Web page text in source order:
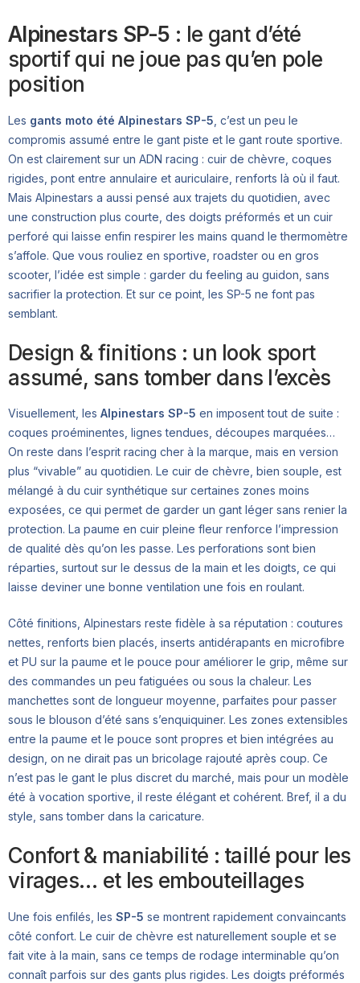
Alpinestars SP-5 : le gant d’été
sportif qui ne joue pas qu’en pole
position
Les gants moto été Alpinestars SP-5 , c’est un peu le
compromis assumé entre le gant piste et le gant route sportive.
On est clairement sur un ADN racing : cuir de chèvre, coques
rigides, pont entre annulaire et auriculaire, renforts là où il faut.
Mais Alpinestars a aussi pensé aux trajets du quotidien, avec
une construction plus courte, des doigts préformés et un cuir
perforé qui laisse enfin respirer les mains quand le thermomètre
s’affole. Que vous rouliez en sportive, roadster ou en gros
scooter, l’idée est simple : garder du feeling au guidon, sans
sacrifier la protection. Et sur ce point, les SP-5 ne font pas
semblant.
Design & finitions : un look sport
assumé, sans tomber dans l’excès
Visuellement, les Alpinestars SP-5 en imposent tout de suite :
coques proéminentes, lignes tendues, découpes marquées…
On reste dans l’esprit racing cher à la marque, mais en version
plus “vivable” au quotidien. Le cuir de chèvre, bien souple, est
mélangé à du cuir synthétique sur certaines zones moins
exposées, ce qui permet de garder un gant léger sans renier la
protection. La paume en cuir pleine fleur renforce l’impression
de qualité dès qu’on les passe. Les perforations sont bien
réparties, surtout sur le dessus de la main et les doigts, ce qui
laisse deviner une bonne ventilation une fois en roulant.
Côté finitions, Alpinestars reste fidèle à sa réputation : coutures
nettes, renforts bien placés, inserts antidérapants en microfibre
et PU sur la paume et le pouce pour améliorer le grip, même sur
des commandes un peu fatiguées ou sous la chaleur. Les
manchettes sont de longueur moyenne, parfaites pour passer
sous le blouson d’été sans s’enquiquiner. Les zones extensibles
entre la paume et le pouce sont propres et bien intégrées au
design, on ne dirait pas un bricolage rajouté après coup. Ce
n’est pas le gant le plus discret du marché, mais pour un modèle
été à vocation sportive, il reste élégant et cohérent. Bref, il a du
style, sans tomber dans la caricature.
Confort & maniabilité : taillé pour les
virages… et les embouteillages
Une fois enfilés, les SP-5 se montrent rapidement convaincants
côté confort. Le cuir de chèvre est naturellement souple et se
fait vite à la main, sans ce temps de rodage interminable qu’on
connaît parfois sur des gants plus rigides. Les doigts préformés